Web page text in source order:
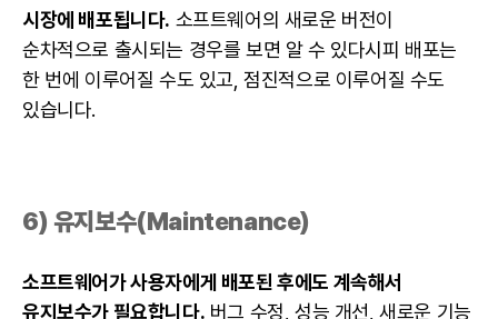
시장에 배포됩니다. 소프트웨어의 새로운 버전이
순차적으로 출시되는 경우를 보면 알 수 있다시피 배포는
한 번에 이루어질 수도 있고, 점진적으로 이루어질 수도
있습니다.
6) 유지보수(Maintenance)
소프트웨어가 사용자에게 배포된 후에도 계속해서
유지보수가 필요합니다. 버그 수정, 성능 개선, 새로운 기능